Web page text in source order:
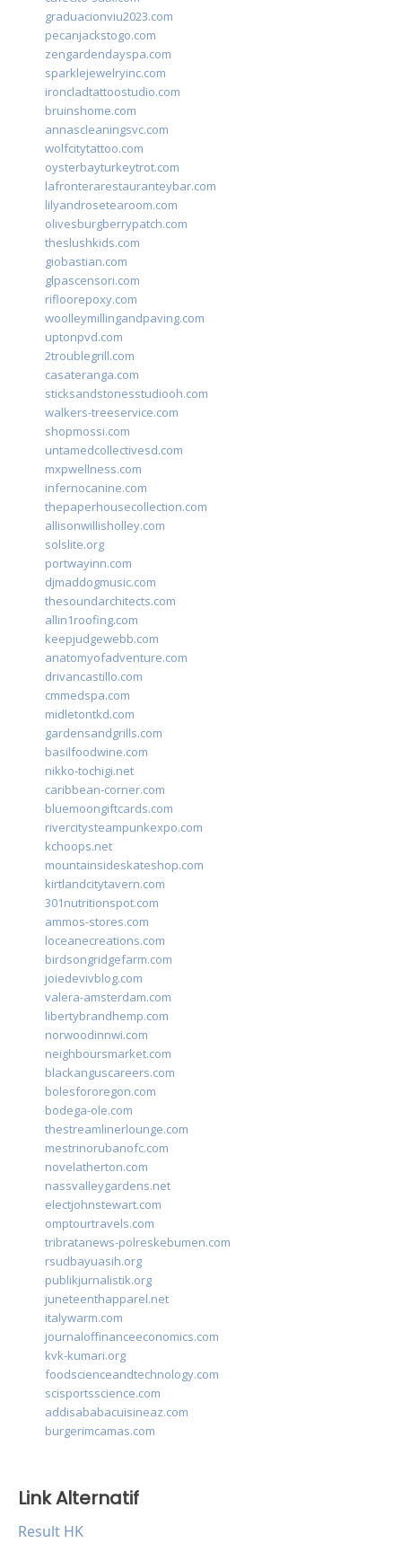
graduacionviu2023.com
pecanjackstogo.com
zengardendayspa.com
sparklejewelryinc.com
ironcladtattoostudio.com
bruinshome.com
annascleaningsvc.com
wolfcitytattoo.com
oysterbayturkeytrot.com
lafronterarestauranteybar.com
lilyandrosetearoom.com
olivesburgberrypatch.com
theslushkids.com
giobastian.com
glpascensori.com
rifloorepoxy.com
woolleymillingandpaving.com
uptonpvd.com
2troublegrill.com
casateranga.com
sticksandstonesstudiooh.com
walkers-treeservice.com
shopmossi.com
untamedcollectivesd.com
mxpwellness.com
infernocanine.com
thepaperhousecollection.com
allisonwillisholley.com
solslite.org
portwayinn.com
djmaddogmusic.com
thesoundarchitects.com
allin1roofing.com
keepjudgewebb.com
anatomyofadventure.com
drivancastillo.com
cmmedspa.com
midletontkd.com
gardensandgrills.com
basilfoodwine.com
nikko-tochigi.net
caribbean-corner.com
bluemoongiftcards.com
rivercitysteampunkexpo.com
kchoops.net
mountainsideskateshop.com
kirtlandcitytavern.com
301nutritionspot.com
ammos-stores.com
loceanecreations.com
birdsongridgefarm.com
joiedevivblog.com
valera-amsterdam.com
libertybrandhemp.com
norwoodinnwi.com
neighboursmarket.com
blackanguscareers.com
bolesfororegon.com
bodega-ole.com
thestreamlinerlounge.com
mestrinorubanofc.com
novelatherton.com
nassvalleygardens.net
electjohnstewart.com
omptourtravels.com
tribratanews-polreskebumen.com
rsudbayuasih.org
publikjurnalistik.org
juneteenthapparel.net
italywarm.com
journaloffinanceeconomics.com
kvk-kumari.org
foodscienceandtechnology.com
scisportsscience.com
addisababacuisineaz.com
burgerimcamas.com
Link Alternatif
Result HK